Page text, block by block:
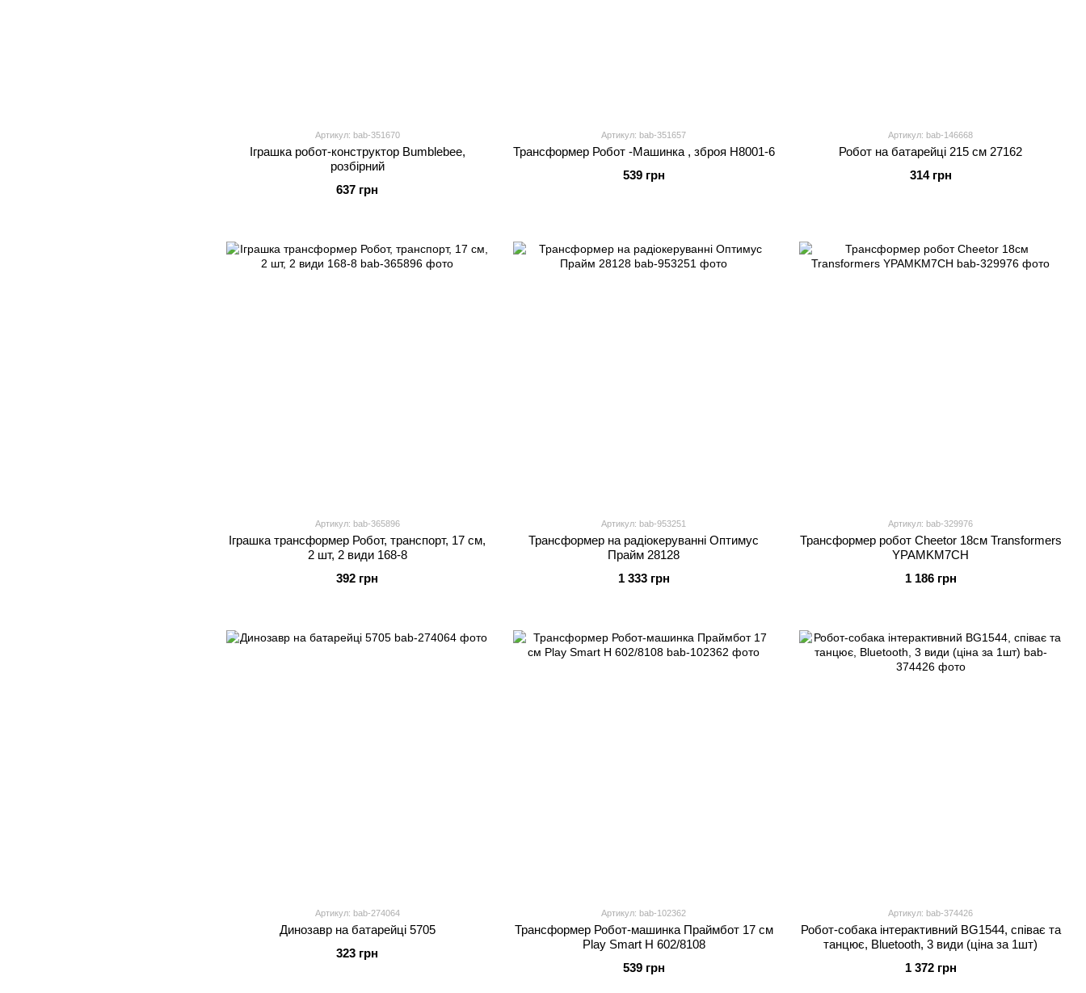
Артикул: bab-351670
Іграшка робот-конструктор Bumblebee,
розбірний
637 грн
Артикул: bab-351657
Трансформер Робот -Машинка , зброя H8001-6
539 грн
Артикул: bab-146668
Робот на батарейці 215 см 27162
314 грн
Артикул: bab-365896
Іграшка трансформер Робот, транспорт, 17 см,
2 шт, 2 види 168-8
392 грн
Артикул: bab-953251
Трансформер на радіокеруванні Оптимус
Прайм 28128
1 333 грн
Артикул: bab-329976
Трансформер робот Cheetor 18см Transformers
YPAMKM7CH
1 186 грн
Артикул: bab-274064
Динозавр на батарейці 5705
323 грн
Артикул: bab-102362
Трансформер Робот-машинка Праймбот 17 см
Play Smart H 602/8108
539 грн
Артикул: bab-374426
Робот-собака інтерактивний BG1544, співає та
танцює, Bluetooth, 3 види (ціна за 1шт)
1 372 грн